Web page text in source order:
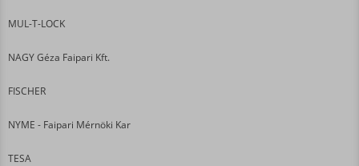
MUL-T-LOCK
NAGY Géza Faipari Kft.
FISCHER
NYME - Faipari Mérnöki Kar
TESA